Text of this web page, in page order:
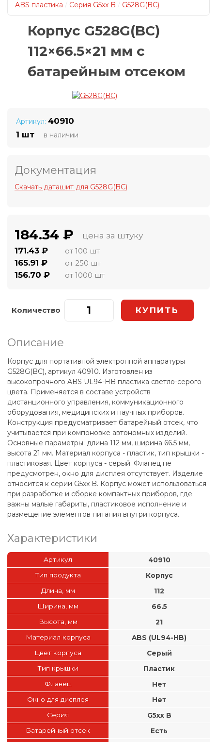
ABS пластика
Серия G5xx B G528G(BC)
Корпус G528G(BC)
112×66.5×21 мм с
батарейным отсеком
Артикул: 40910
1 шт
в наличии
Документация
Скачать даташит для G528G(BC)
184.34 ₽
цена за штуку
171.43 ₽
от 100 шт
165.91 ₽ от 250 шт
156.70 ₽ от 1000 шт
Количество
Описание
Корпус для портативной электронной аппаратуры
G528G(BC), артикул 40910. Изготовлен из
высокопрочного ABS UL94-HB пластика светло-серого
цвета. Применяется в составе устройств
дистанционного управления, коммуникационного
оборудования, медицинских и научных приборов.
Конструкция предусматривает батарейный отсек, что
учитывается при компоновке автономных изделий.
Основные параметры: длина 112 мм, ширина 66.5 мм,
высота 21 мм. Материал корпуса - пластик, тип крышки -
пластиковая. Цвет корпуса - серый. Фланец не
предусмотрен, окно для дисплея отсутствует. Изделие
относится к серии G5xx B. Корпус может использоваться
при разработке и сборке компактных приборов, где
важны малые габариты, пластиковое исполнение и
размещение элементов питания внутри корпуса.
Характеристики
Артикул
40910
Тип продукта
Корпус
Длина, мм
112
Ширина, мм
66.5
Высота, мм
21
Материал корпуса
ABS (UL94-HB)
Цвет корпуса
Серый
Тип крышки
Пластик
Фланец
Нет
Окно для дисплея
Нет
Серия
G5xx B
Батарейный отсек
Есть